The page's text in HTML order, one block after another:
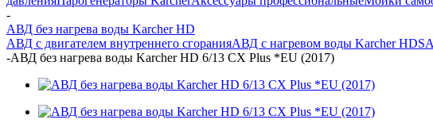
-
АВД без нагрева воды Karcher HD
АВД с двигателем внутреннего сгоранияАВД с нагревом воды Karcher HDS
-АВД без нагрева воды Karcher HD 6/13 CX Plus *EU (2017)